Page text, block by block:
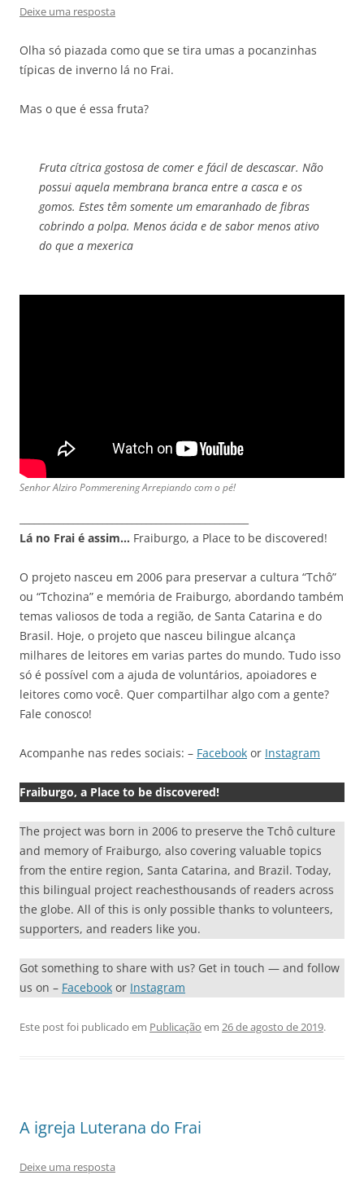
Deixe uma resposta
Olha só piazada como que se tira umas a pocanzinhas
típicas de inverno lá no Frai.
Mas o que é essa fruta?
Fruta cítrica gostosa de comer e fácil de descascar. Não
possui aquela membrana branca entre a casca e os
gomos. Estes têm somente um emaranhado de fibras
cobrindo a polpa. Menos ácida e de sabor menos ativo
do que a mexerica
Senhor Alziro Pommerening Arrepiando com o pé!
Lá no Frai é assim… Fraiburgo, a Place to be discovered!
O projeto nasceu em 2006 para preservar a cultura “Tchô”
ou “Tchozina” e memória de Fraiburgo, abordando também
temas valiosos de toda a região, de Santa Catarina e do
Brasil. Hoje, o projeto que nasceu bilingue alcança
milhares de leitores em varias partes do mundo. Tudo isso
só é possível com a ajuda de voluntários, apoiadores e
leitores como você. Quer compartilhar algo com a gente?
Fale conosco!
Acompanhe nas redes sociais: – Facebook or Instagram
Fraiburgo, a Place to be discovered!
The project was born in 2006 to preserve the Tchô culture
and memory of Fraiburgo, also covering valuable topics
from the entire region, Santa Catarina, and Brazil. Today,
this bilingual project reachesthousands of readers across
the globe. All of this is only possible thanks to volunteers,
supporters, and readers like you.
Got something to share with us? Get in touch — and follow
us on – Facebook or Instagram
Este post foi publicado em Publicação em 26 de agosto de 2019.
A igreja Luterana do Frai
Deixe uma resposta